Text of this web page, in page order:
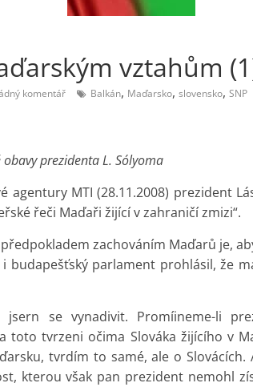
vztahům
komentář Balkán, Maďarsko, slovensko, SNP
obavy prezidenta L. Sólyoma
agentury MTI (28.11.2008) prezident
řeči Maďaři žijící v zahraničí zmizi“.
zachováním Maďarů je,
budapešťský parlament prohlásil, že
se vynadivit. Promíineme-li
toto tvrzeni očima Slováka žijícího v
tvrdím to samé, ale o
kterou však pan prezident nemohl